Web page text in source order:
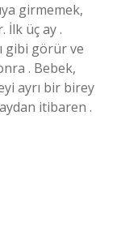
girmemek,
İlk üç ay .
gibi görür ve
. Bebek,
ayrı bir birey
itibaren .